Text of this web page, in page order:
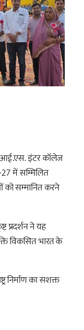
इंटर कॉलेज
में सम्मिलित
को सम्मानित करने
प्रदर्शन ने यह
विकसित भारत के
निर्माण का सशक्त